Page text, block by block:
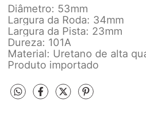
Diâmetro: 53mm
Largura da Roda: 34mm
Largura da Pista: 23mm
Dureza: 101A
Material: Uretano de alta
Produto importado